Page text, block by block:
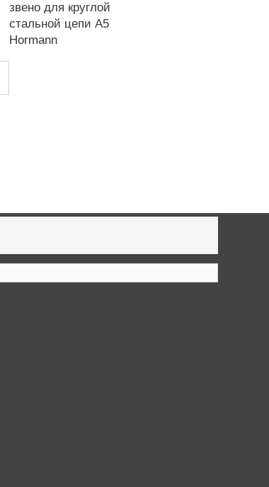
звено для круглой
стальной цепи A5
Hormann